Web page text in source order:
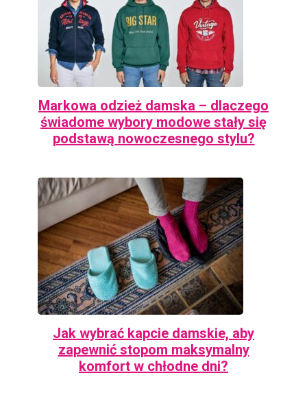
Markowa odzież damska – dlaczego
świadome wybory modowe stały się
podstawą nowoczesnego stylu?
Jak wybrać kapcie damskie, aby
zapewnić stopom maksymalny
komfort w chłodne dni?